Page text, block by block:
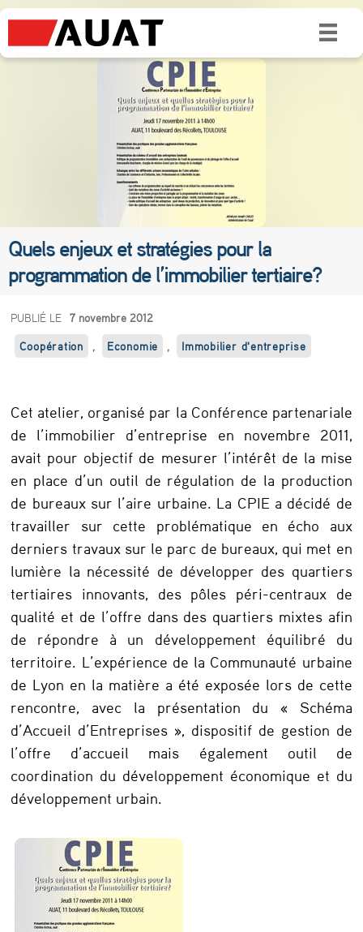
Quels enjeux et stratégies pour la
programmation de l’immobilier tertiaire?
Q
u
l
s
e
n
j
e
u
x
e
t
s
t
r
a
t
g
PUBLIÉ LE 7 novembre 2012
Coopération , Economie , Immobilier d'entreprise
Cet atelier, organisé par la Conférence partenariale
de l’immobilier d’entreprise en novembre 2011,
avait pour objectif de mesurer l’intérêt de la mise
en place d’un outil de régulation de la production
de bureaux sur l’aire urbaine. La CPIE a décidé de
travailler sur cette problématique en écho aux
derniers travaux sur le parc de bureaux, qui met en
lumière la nécessité de développer des quartiers
tertiaires innovants, des pôles péri-centraux de
qualité et de l’offre dans des quartiers mixtes afin
de répondre à un développement équilibré du
territoire. L’expérience de la Communauté urbaine
de Lyon en la matière a été exposée lors de cette
rencontre, avec la présentation du « Schéma
d’Accueil d’Entreprises », dispositif de gestion de
l’offre d’accueil mais également outil de
coordination du développement économique et du
développement urbain.